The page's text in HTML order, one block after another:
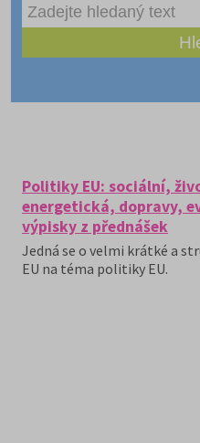
Politiky EU: sociální,
energetická, dopravy,
výpisky z přednášek
Jedná se o velmi krátké a
EU na téma politiky EU.